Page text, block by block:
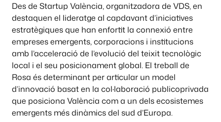
Des de Startup València, organitzadora de VDS, en
destaquen el lideratge al capdavant d’iniciatives
estratègiques que han enfortit la connexió entre
empreses emergents, corporacions i institucions
amb l’acceleració de l’evolució del teixit tecnològic
local i el seu posicionament global. El treball de
Rosa és determinant per articular un model
d’innovació basat en la col·laboració publicoprivada
que posiciona València com a un dels ecosistemes
emergents més dinàmics del sud d’Europa.